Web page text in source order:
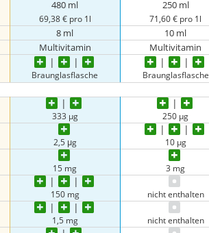
480 ml
69,38 € pro 1l
250 ml
71,60 € pro 1l
8 ml 10 ml
Multivitamin Multivitamin
Braunglasflasche Braunglasflasche
333 µg 250 µg
2,5 μg 10 µg
15 mg 3 mg
150 mg nicht enthalten
1,5 mg nicht enthalten